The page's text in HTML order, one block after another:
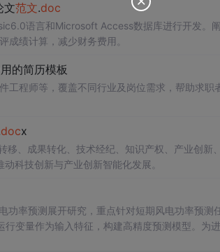
文范文.doc
语言和Microsoft Access数据库进行开发。
成绩计算，减少财务费用。
的简历模板
程师等，覆盖不同行业及岗位需求，帮助求职
docx
、成果转化、技术经纪、知识产权、产业创新
科技创新与产业创新智能化发展。
率预测展开研究，重点针对短期风电功率预测
变量作为输入特征，构建高精度预测模型。为